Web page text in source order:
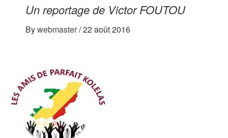
Un reportage de Victor FOUTOU
Bywebmaster/22 août 2016